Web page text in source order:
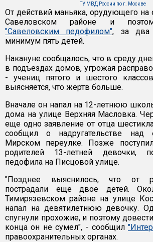
ГУ МВД России по г. Москве
От действий маньяка, орудующего
Савеловском районе и
"Савеловским педофилом", за два
минимум пять детей.
Накануне сообщалось, что в среду
в подъездах домов, угрожая
- учениц пятого и шестого
выясняется, что жертв больше.
Вначале он напал на 12-летнюю
дома на улице Верхняя Масловка.
еще одно заявление от отца
сообщил о надругательстве
Мирском переулке. Позже
родителей 13-летней девочки,
педофила на Писцовой улице.
"Позднее выяснилось, что от
пострадали еще двое детей.
Тимирязевском районе на улице
напал на девятилетнюю девочку.
спугнули прохожие, и поэтому
конца он не сумел", - сообщил
правоохранительных органах.